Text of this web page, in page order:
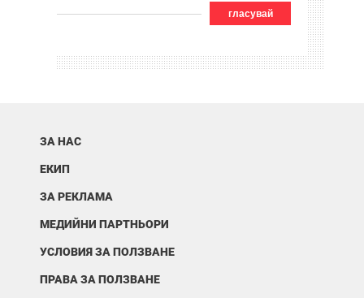
гласувай
ЗА НАС
ЕКИП
ЗА РЕКЛАМА
МЕДИЙНИ ПАРТНЬОРИ
УСЛОВИЯ ЗА ПОЛЗВАНЕ
ПРАВА ЗА ПОЛЗВАНЕ